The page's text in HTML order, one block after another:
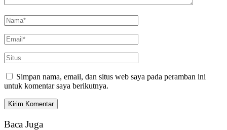
Simpan nama, email, dan situs web saya pada peramban ini
untuk komentar saya berikutnya.
Baca Juga